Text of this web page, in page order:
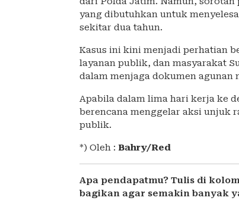
yang dibutuhkan untuk
sekitar dua tahun.
Kasus ini kini menjadi perhatian
layanan publik, dan masyarakat
dalam menjaga dokumen agunan
Apabila dalam lima hari kerja ke
berencana menggelar aksi unjuk
publik.
*) Oleh : Bahry/Red
Apa pendapatmu? Tulis di
bagikan agar semakin banyak